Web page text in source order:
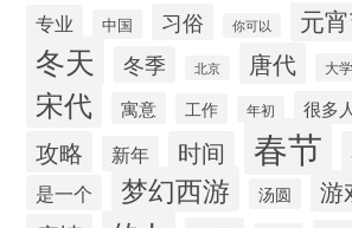
专业 中国 习俗 你可以 元
冬天 冬季 北京 唐代 大学
宋代 寓意 工作 年初 很多人
攻略 新年 时间 春节
是一个 梦幻西游 汤圆 游